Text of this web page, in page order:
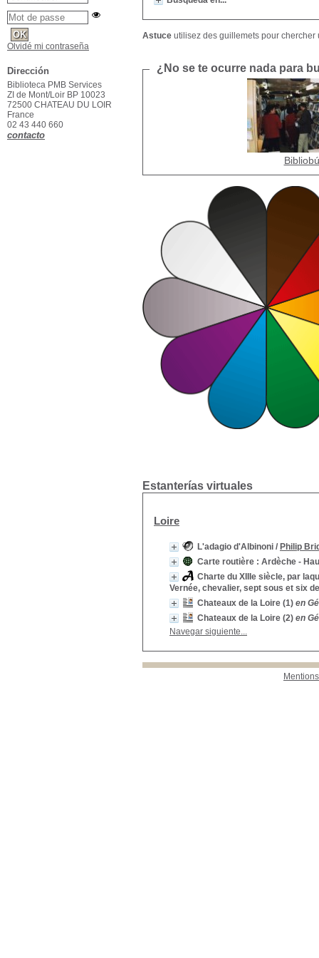
Astuce utilisez des guillemets pour
¿No se te ocurre nada para
Estanterías virtuales
Loire
L'adagio d'Albinoni / Philip
Carte routière : Ardèche -
Charte du XIIIe siècle, par
Vernée, chevalier, sept sous et six
Chateaux de la Loire (1) en
Chateaux de la Loire (2) en
Navegar siguiente...
Olvidé mi contraseña
Dirección
Biblioteca PMB Services
ZI de Mont/Loir BP 10023
72500 CHATEAU DU LOIR
France
02 43 440 660
contacto